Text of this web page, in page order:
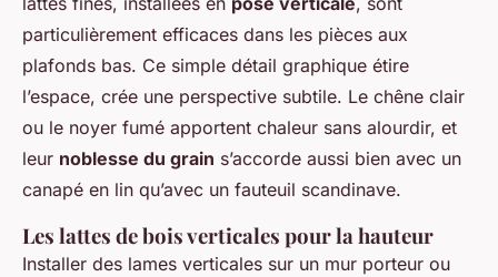
particulièrement efficaces dans les pièces aux
plafonds bas. Ce simple détail graphique étire
l’espace, crée une perspective subtile. Le chêne clair
ou le noyer fumé apportent chaleur sans alourdir, et
leur noblesse du grain s’accorde aussi bien avec un
canapé en lin qu’avec un fauteuil scandinave.
Les lattes de bois verticales pour la hauteur
Installer des lames verticales sur un mur porteur ou